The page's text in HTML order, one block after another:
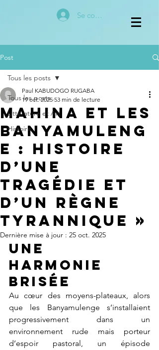
Se connecter
Post
Tous les posts
Littérature et Art
Histoire
Tous les posts
Mahina et les
Banyamuleng
e : Histoire
d’une
tragédie et
d’un règne
tyrannique »
Paul KABUDOGO RUGABA
19 oct. 2025 53 min de lecture
Dernière mise à jour : 25 oct. 2025
Une
harmonie
brisée
Au cœur des moyens-plateaux, alors
que les Banyamulenge s’installaient
progressivement dans un
environnement rude mais porteur
d’espoir pastoral, un épisode